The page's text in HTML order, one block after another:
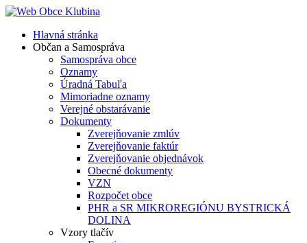
Hlavná stránka
Občan a Samospráva
Samospráva obce
Oznamy
Úradná Tabuľa
Mimoriadne oznamy
Verejné obstarávanie
Dokumenty
Zverejňovanie zmlúv
Zverejňovanie faktúr
Zverejňovanie objednávok
Obecné dokumenty
VZN
Rozpočet obce
PHR a SR MIKROREGIÓNU BYSTRICKÁ
DOLINA
Vzory tlačív